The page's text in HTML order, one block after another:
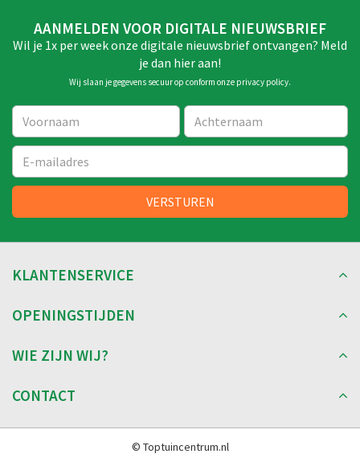
AANMELDEN VOOR DIGITALE NIEUWSBRIEF
Wil je 1x per week onze digitale nieuwsbrief ontvangen? Meld
je dan hier aan!
Wij slaan je gegevens secuur op conform onze privacy policy.
KLANTENSERVICE
OPENINGSTIJDEN
WIE ZIJN WIJ?
CONTACT
© Toptuincentrum.nl